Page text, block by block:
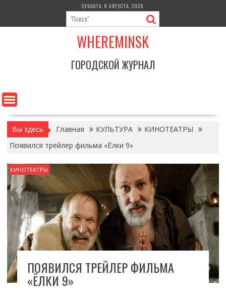
содержимому
СУББОТА, 8 АВГУСТА, 2026
WHEREMINSK
ГОРОДСКОЙ ЖУРНАЛ
Вы здесь Главная КУЛЬТУРА
КИНОТЕАТРЫ
Появился трейлер фильма «Ёлки 9»
КИНОТЕАТРЫ
ПОЯВИЛСЯ ТРЕЙЛЕР ФИЛЬМА
«ЁЛКИ 9»